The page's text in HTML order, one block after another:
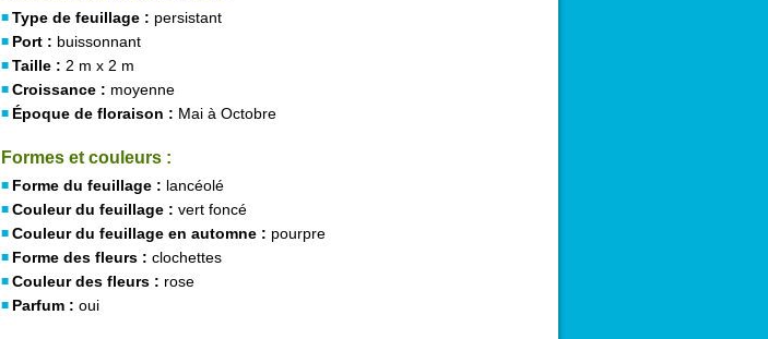
Type de feuillage : persistant
Port : buissonnant
Taille : 2 m x 2 m
Croissance : moyenne
Époque de floraison : Mai à Octobre
Formes et couleurs :
Forme du feuillage : lancéolé
Couleur du feuillage : vert foncé
Couleur du feuillage en automne : pourpre
Forme des fleurs : clochettes
Couleur des fleurs : rose
Parfum : oui